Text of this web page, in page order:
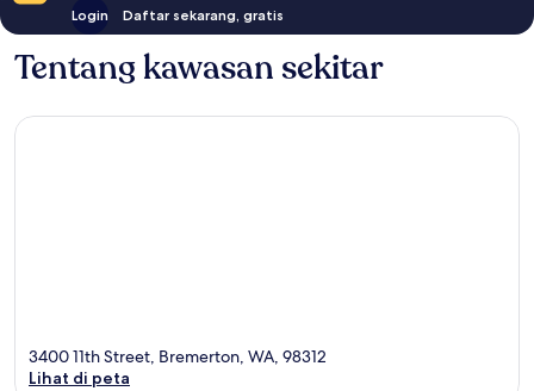
Login Daftar sekarang, gratis
Tentang kawasan sekitar
3400 11th Street, Bremerton, WA, 98312
Lihat di peta